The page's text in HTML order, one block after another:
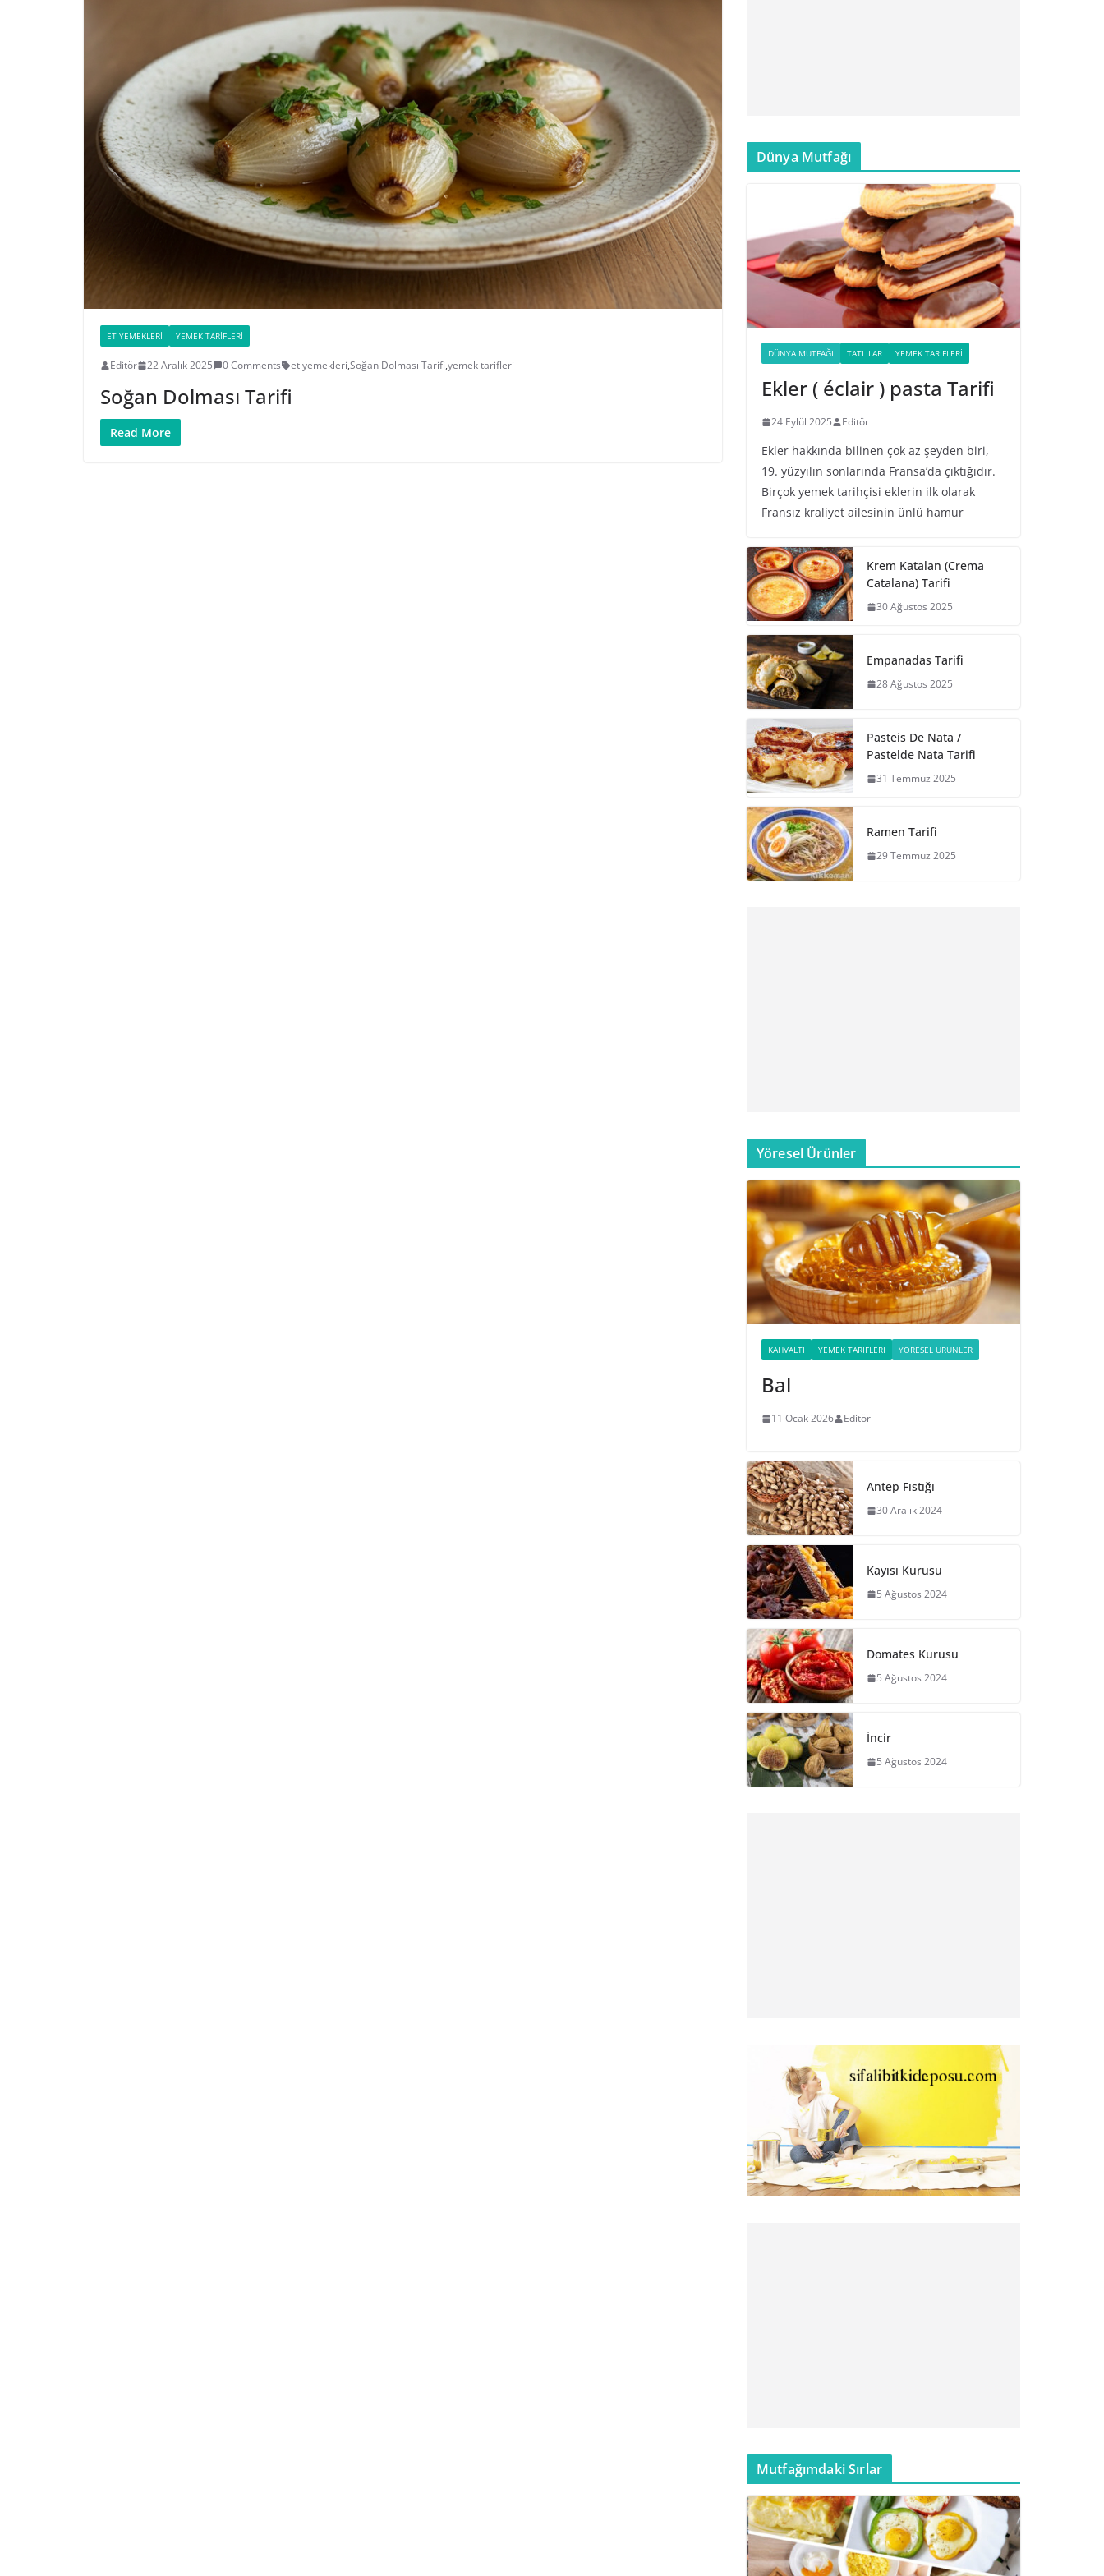
ET YEMEKLERI YEMEK TARIFLERI
Editör 22 Aralık 2025 0 Comments et yemekleri,Soğan Dolması Tarifi,yemek tarifleri
Soğan Dolması Tarifi
Read More
Dünya Mutfağı
DÜNYA MUTFAĞI TATLILAR YEMEK TARIFLERI
Ekler ( éclair ) pasta Tarifi
24 Eylül 2025 Editör
Ekler hakkında bilinen çok az şeyden biri,
19. yüzyılın sonlarında Fransa’da çıktığıdır.
Birçok yemek tarihçisi eklerin ilk olarak
Fransız kraliyet ailesinin ünlü hamur
Krem Katalan (Crema
Catalana) Tarifi
30 Ağustos 2025
Empanadas Tarifi
28 Ağustos 2025
Pasteis De Nata /
Pastelde Nata Tarifi
31 Temmuz 2025
Ramen Tarifi
29 Temmuz 2025
Yöresel Ürünler
KAHVALTI YEMEK TARIFLERI YÖRESEL ÜRÜNLER
Bal
11 Ocak 2026 Editör
Antep Fıstığı
30 Aralık 2024
Kayısı Kurusu
5 Ağustos 2024
Domates Kurusu
5 Ağustos 2024
İncir
5 Ağustos 2024
Mutfağımdaki Sırlar